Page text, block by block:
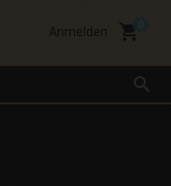
search
Anmelden local_grocery_store